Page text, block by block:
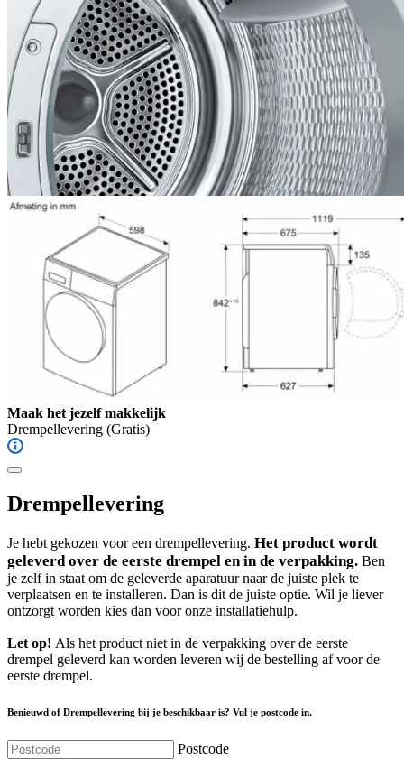
Maak het jezelf makkelijk
Drempellevering (Gratis)
Drempellevering
Je hebt gekozen voor een drempellevering. Het product wordt
geleverd over de eerste drempel en in de verpakking. Ben
je zelf in staat om de geleverde aparatuur naar de juiste plek te
verplaatsen en te installeren. Dan is dit de juiste optie. Wil je liever
ontzorgt worden kies dan voor onze installatiehulp.
Let op! Als het product niet in de verpakking over de eerste
drempel geleverd kan worden leveren wij de bestelling af voor de
eerste drempel.
Benieuwd of Drempellevering bij je beschikbaar is? Vul je postcode in.
Postcode